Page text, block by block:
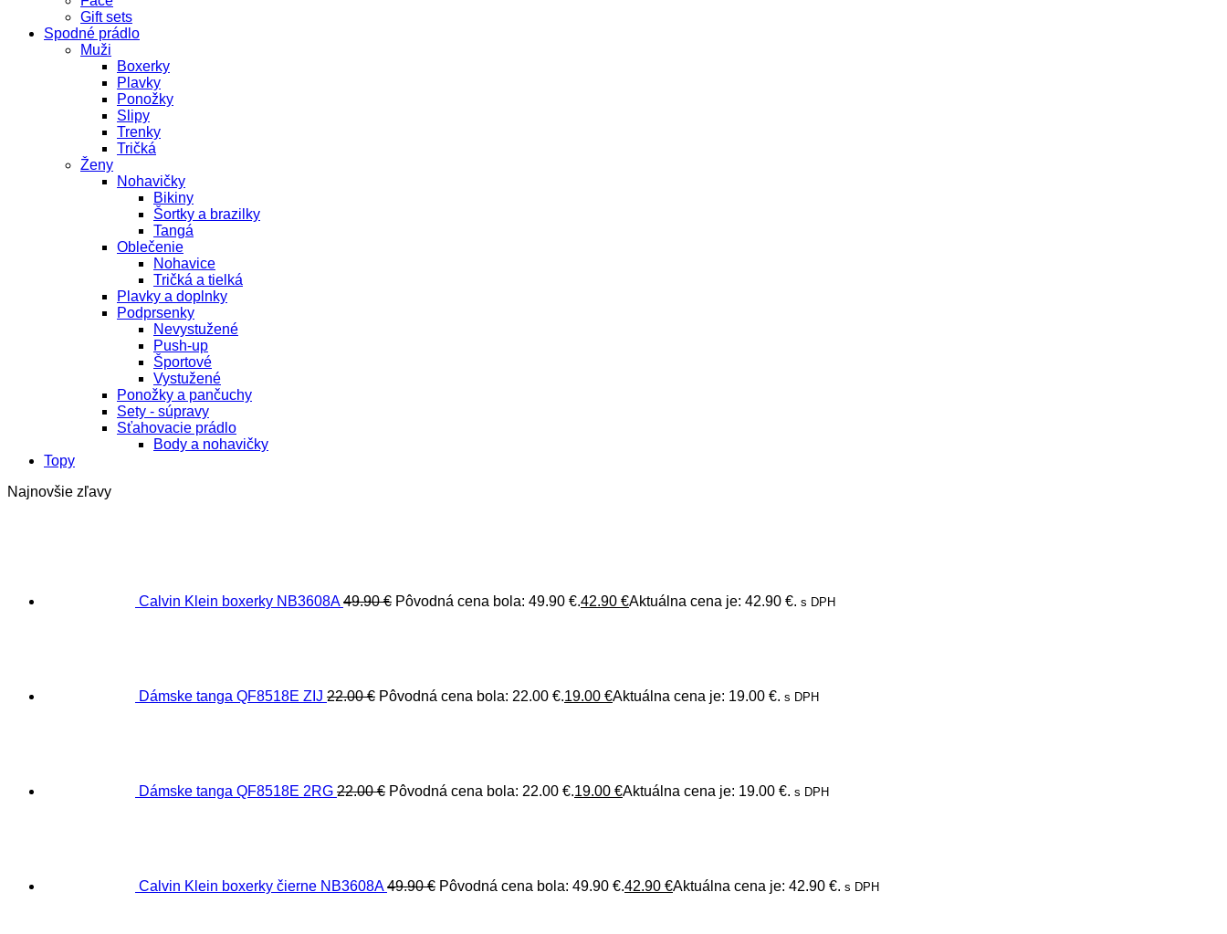
Gift sets
Spodné prádlo
Muži
Boxerky
Plavky
Ponožky
Slipy
Trenky
Tričká
Ženy
Nohavičky
Bikiny
Šortky a brazilky
Tangá
Oblečenie
Nohavice
Tričká a tielká
Plavky a doplnky
Podprsenky
Nevystužené
Push-up
Športové
Vystužené
Ponožky a pančuchy
Sety - súpravy
Sťahovacie prádlo
Body a nohavičky
Topy
Najnovšie zľavy
Calvin Klein boxerky NB3608A 49.90€ Pôvodná cena bola: 49.90 €.42.90 €Aktuálna cena je: 42.90 €. s DPH
Dámske tanga QF8518E ZIJ 22.00€ Pôvodná cena bola: 22.00 €.19.00 €Aktuálna cena je: 19.00 €. s DPH
Dámske tanga QF8518E 2RG 22.00€ Pôvodná cena bola: 22.00 €.19.00 €Aktuálna cena je: 19.00 €. s DPH
Calvin Klein boxerky čierne NB3608A 49.90€ Pôvodná cena bola: 49.90 €.42.90 €Aktuálna cena je: 42.90 €. s DPH